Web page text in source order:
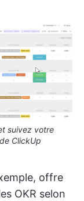
suivez votre
ClickUp
offre
OKR selon